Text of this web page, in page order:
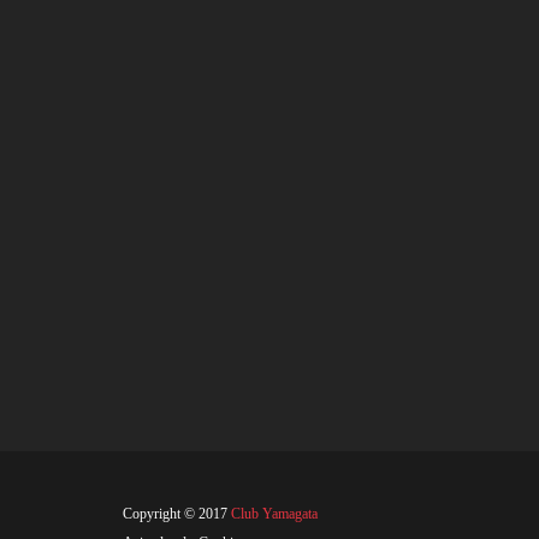
Copyright © 2017 Club Yamagata